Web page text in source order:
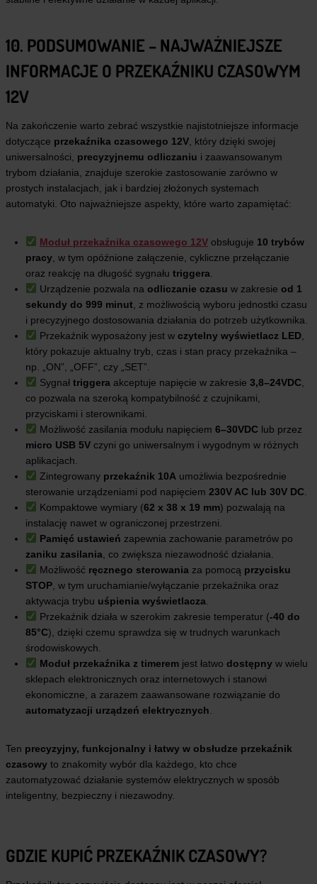
10. PODSUMOWANIE – NAJWAŻNIEJSZE
INFORMACJE O PRZEKAŹNIKU CZASOWYM
12V
Na zakończenie warto zebrać wszystkie najistotniejsze informacje
dotyczące przekaźnika czasowego 12V , który dzięki swojej
uniwersalności, precyzyjnemu odliczaniu i zaawansowanym
trybom działania, znajduje szerokie zastosowanie zarówno w
prostych instalacjach, jak i bardziej złożonych systemach
automatyki. Oto najważniejsze aspekty, które warto zapamiętać:
Moduł przekaźnika czasowego 12Vobsługuje 10 trybów
pracy , w tym opóźnione załączenie, cykliczne przełączanie
oraz reakcję na długość sygnału triggera
Urządzenie pozwala na odliczanie czasu w zakresie od 1
sekundy do 999 minut , z możliwością wyboru jednostki czasu
i precyzyjnego dostosowania działania do potrzeb użytkownika.
Przekaźnik wyposażony jest w czytelny wyświetlacz LED,
który pokazuje aktualny tryb, czas i stan pracy przekaźnika –
np. „ON”, „OFF”, czy „SET”.
Sygnał triggera akceptuje napięcie w zakresie 3,8–24VDC
co pozwala na szeroką kompatybilność z czujnikami,
przyciskami i sterownikami.
Możliwość zasilania modułu napięciem 6–30VDC lub przez
micro USB 5V czyni go uniwersalnym i wygodnym w różnych
aplikacjach.
Zintegrowany przekaźnik 10A umożliwia bezpośrednie
sterowanie urządzeniami pod napięciem 230V AC lub 30V DC
Kompaktowe wymiary (62 x 38 x 19 mm) pozwalają na
instalację nawet w ograniczonej przestrzeni.
Pamięć ustawień zapewnia zachowanie parametrów po
zaniku zasilania , co zwiększa niezawodność działania.
Możliwość ręcznego sterowania za pomocą przycisku
STOP , w tym uruchamianie/wyłączanie przekaźnika oraz
aktywacja trybu uśpienia wyświetlacza
Przekaźnik działa w szerokim zakresie temperatur (-40 do
85°C), dzięki czemu sprawdza się w trudnych warunkach
środowiskowych.
Moduł przekaźnika z timeremjest łatwo dostępnyw wielu
sklepach elektronicznych oraz internetowych i stanowi
ekonomiczne, a zarazem zaawansowane rozwiązanie do
automatyzacji urządzeń elektrycznych
Ten precyzyjny, funkcjonalny i łatwy w obsłudze przekaźnik
czasowy to znakomity wybór dla każdego, kto chce
zautomatyzować działanie systemów elektrycznych w sposób
inteligentny, bezpieczny i niezawodny.
GDZIE KUPIĆ PRZEKAŹNIK CZASOWY?